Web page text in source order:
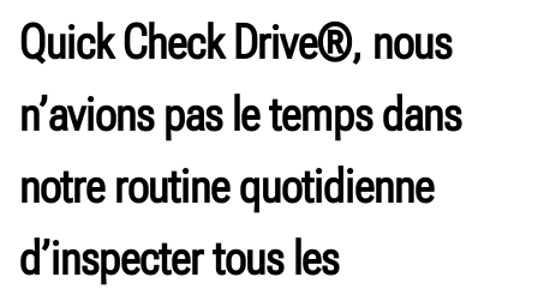
Quick Check Drive®, nous
n’avions pas le temps dans
notre routine quotidienne
d’inspecter tous les